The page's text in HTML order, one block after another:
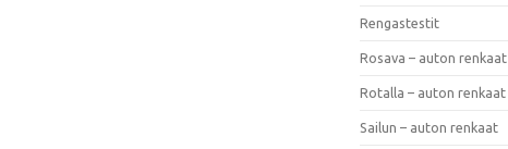
Rengastestit
Rosava – auton renkaat
Rotalla – auton renkaat
Sailun – auton renkaat